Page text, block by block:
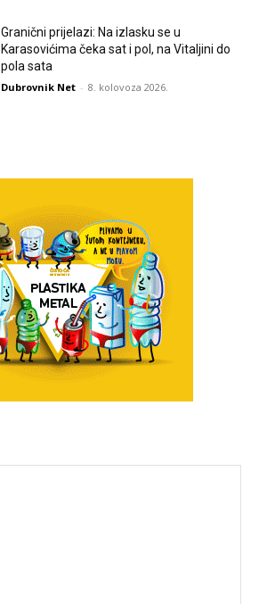
Granični prijelazi: Na izlasku se u
Karasovićima čeka sat i pol, na Vitaljini do
pola sata
Dubrovnik Net - 8. kolovoza 2026.